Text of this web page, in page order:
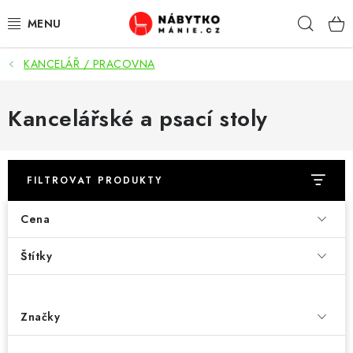
na
OBÝVACÍ POKOJ
KUCHYŇ A JÍDELNA
KOUPELNA A WC
PŘEDSÍŇ
KANCELÁŘ / PRACOVNA
Kancelářské a psací stoly
FILTROVAT PRODUKTY
Cena
Štítky
Značky